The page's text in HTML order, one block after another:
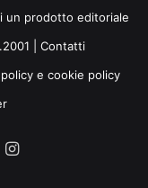
un prodotto editoriale
| Contatti
e cookie policy